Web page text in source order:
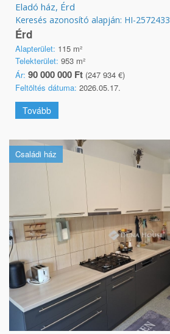
Eladó ház, Érd
Keresés azonosító alapján: HI-2572433
Érd
Alapterület: 115 m²
Telekterület: 953 m²
Ár: 90 000 000 Ft (247 934 €)
Feltöltés dátuma: 2026.05.17.
Tovább
Családi ház